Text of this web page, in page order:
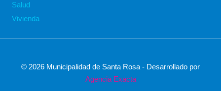
Salud
Vivienda
© 2026 Municipalidad de Santa Rosa - Desarrollado por
Agencia Exacta